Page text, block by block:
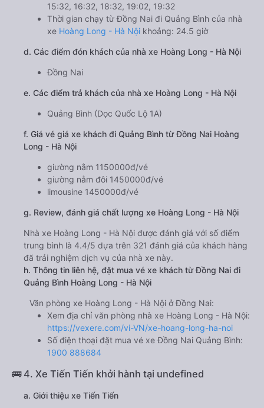
15:32, 16:32, 18:32, 19:02, 19:32
Thời gian chạy từ Đồng Nai đi Quảng Bình của nhà
xe Hoàng Long - Hà Nội khoảng: 24.5 giờ
d. Các điểm đón khách của nhà xe Hoàng Long - Hà Nội
Đồng Nai
e. Các điểm trả khách của nhà xe Hoàng Long - Hà Nội
Quảng Bình (Dọc Quốc Lộ 1A)
f. Giá vé giá xe khách đi Quảng Bình từ Đồng Nai Hoàng
Long - Hà Nội
giường nằm 1150000đ/vé
giường nằm đôi 1450000đ/vé
limousine 1450000đ/vé
g. Review, đánh giá chất lượng xe Hoàng Long - Hà Nội
Nhà xe Hoàng Long - Hà Nội được đánh giá với số điểm
trung bình là 4.4/5 dựa trên 321 đánh giá của khách hàng
đã trải nghiệm dịch vụ của nhà xe này.
h. Thông tin liên hệ, đặt mua vé xe khách từ Đồng Nai đi
Quảng Bình Hoàng Long - Hà Nội
Văn phòng xe Hoàng Long - Hà Nội ở Đồng Nai:
Xem địa chỉ văn phòng nhà xe Hoàng Long - Hà Nội:
https://vexere.com/vi-VN/xe-hoang-long-ha-noi
Số điện thoại đặt mua vé xe Đồng Nai Quảng Bình:
1900 888684
🚌 4. Xe Tiến Tiến khởi hành tại undefined
a. Giới thiệu xe Tiến Tiến